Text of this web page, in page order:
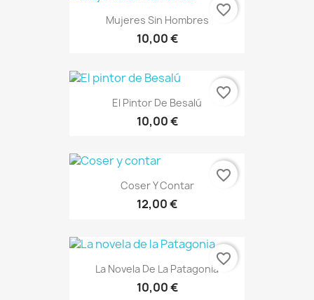
Mujeres Sin Hombres
10,00 €
favorite_border
El Pintor De Besalú
10,00 €
favorite_border
Coser Y Contar
12,00 €
favorite_border
La Novela De La Patagonia
10,00 €
favorite_border